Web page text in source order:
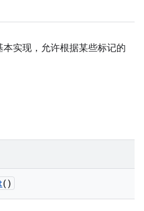
本实现，允许根据某些标记的
()